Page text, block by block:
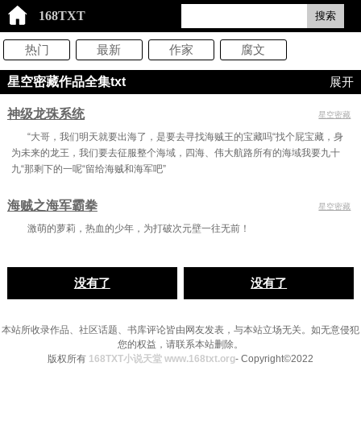
168TXT 搜索
热门 最新 作家 腐文
星空密藏作品全集txt 展开
神级龙珠系统 星空密藏
“大哥，我们明天就要出海了，是要去寻找海贼王的宝藏吗“找个屁宝藏，身
为未来的龙王，我们要去征服整个海域，四海、伟大航路所有的海域我要九十
九“那剩下的一呢“留给海贼和海军吧”
海贼之海军霸拳 星空密藏
激萌的萝莉，热血的少年，为打破次元壁一往无前！
没有了 没有了
本站所收录作品、社区话题、书库评论皆由网友发表，与本站立场无关。如无意侵犯
您的权益，请联系本站删除。
版权所有 168TXT小说天堂 www.168txt.org- Copyright©2022